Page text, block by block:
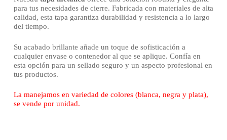
para tus necesidades de cierre. Fabricada con materiales de alta
calidad, esta tapa garantiza durabilidad y resistencia a lo largo
del tiempo.
Su acabado brillante añade un toque de sofisticación a
cualquier envase o contenedor al que se aplique. Confía en
esta opción para un sellado seguro y un aspecto profesional en
tus productos.
La manejamos en variedad de colores (blanca, negra y plata),
se vende por unidad.